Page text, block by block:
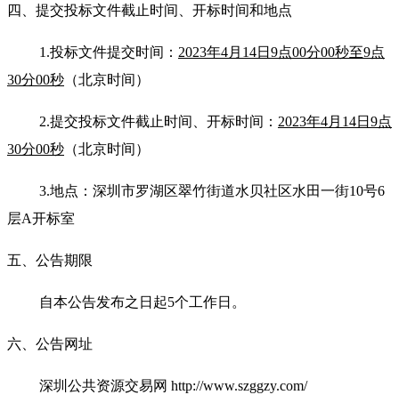
四、提交投标文件截止时间、开标时间和地点
1.投标文件提交时间： 2023年4月14日9点00分00秒至9点
30分00秒 （北京时间）
2.提交投标文件截止时间 、开标时间： 2023年4月14日9点
30分00秒 （北京时间）
3.地点：深圳市罗湖区翠竹街道水贝社区水田一街10号6
层A开标室
五、公告期限
自本公告发布之日起5个工作日。
六、公告网址
深圳公共资源交易网 http://www.szggzy.com/